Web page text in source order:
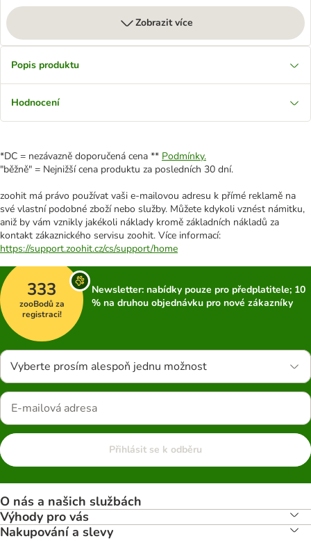
Zobrazit více
Popis produktu
Hodnocení
*DC = nezávazně doporučená cena ** Podmínky.
"běžně" = Nejnižší cena produktu za posledních 30 dní.
zoohit má právo používat vaši e-mailovou adresu k přímé reklamě na
své vlastní podobné zboží nebo služby. Můžete kdykoli vznést námitku,
aniž by vám vznikly jakékoli náklady kromě základních nákladů za
kontakt zákaznického servisu zoohit. Více informací:
https://support.zoohit.cz/cs/support/home
333
zooBodů za
registraci!
Newsletter: nabídky pouze pro předplatitele; 10
% na druhou objednávku pro nové zákazníky
Vyberte prosím alespoň jednu možnost
Přihlásit se k odběru
O nás a našich službách
Výhody pro vás
Nakupování a slevy